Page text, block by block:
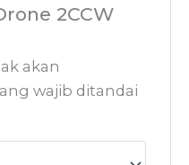
2CCW
akan
wajib ditandai